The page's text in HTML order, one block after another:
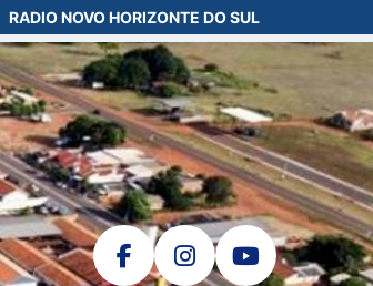
RADIO NOVO HORIZONTE DO SUL